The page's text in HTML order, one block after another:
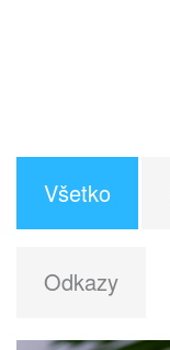
Všetko
Odkazy